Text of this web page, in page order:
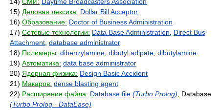
15) Деловая лексика: Dollar Bill Acceptor
16) Образование: Doctor of Business Administration
17) Сетевые технологии: Data Base Administration
Direct Bus
Attachment database administrator
18) Полимеры: dibenzylamine dibutyl adipate dibutylamine
19) Автоматика: data base administrator
20) Ядерная физика: Design Basic Accident
21) Макаров: dense blasting agent
22) Расширение файла: Database file (Turbo Prolog) , Database
(Turbo Prolog - DataEase)